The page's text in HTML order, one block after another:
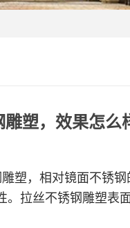
塑，效果怎么
塑，相对镜面不锈
拉丝不锈钢雕塑表